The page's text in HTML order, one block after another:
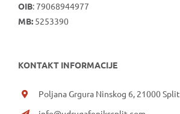
OIB: 79068944977
MB:5253390
KONTAKT INFORMACIJE
Poljana Grgura Ninskog 6, 21000 Split